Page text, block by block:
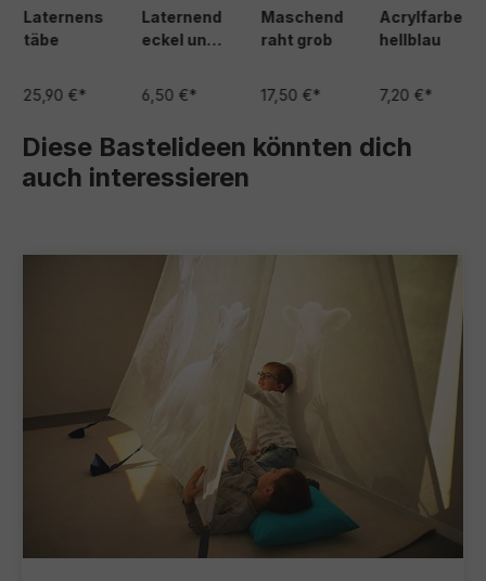
Laternens
täbe
25,90 €*
Laternend
eckel und
11 cm
6,50 €*
Maschend
raht grob
17,50 €*
Acrylfarbe
hellblau
7,20 €*
Diese Bastelideen könnten dich
auch interessieren